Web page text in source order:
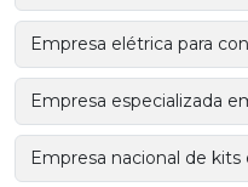
Empresa elétrica para
Empresa especializada
Empresa nacional de